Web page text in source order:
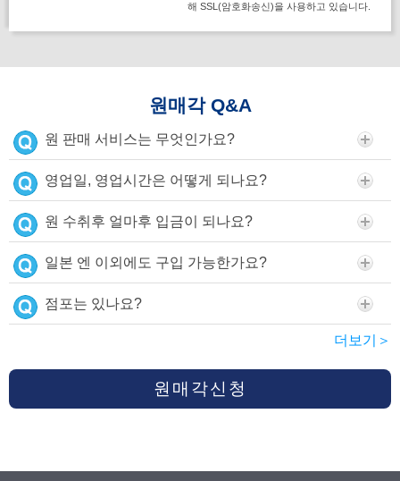
해 SSL(암호화송신)을 사용하고 있습니다.
원매각 Q&A
원 판매 서비스는 무엇인가요?
영업일, 영업시간은 어떻게 되나요?
원 수취후 얼마후 입금이 되나요?
일본 엔 이외에도 구입 가능한가요?
점포는 있나요?
더보기＞
원매각신청